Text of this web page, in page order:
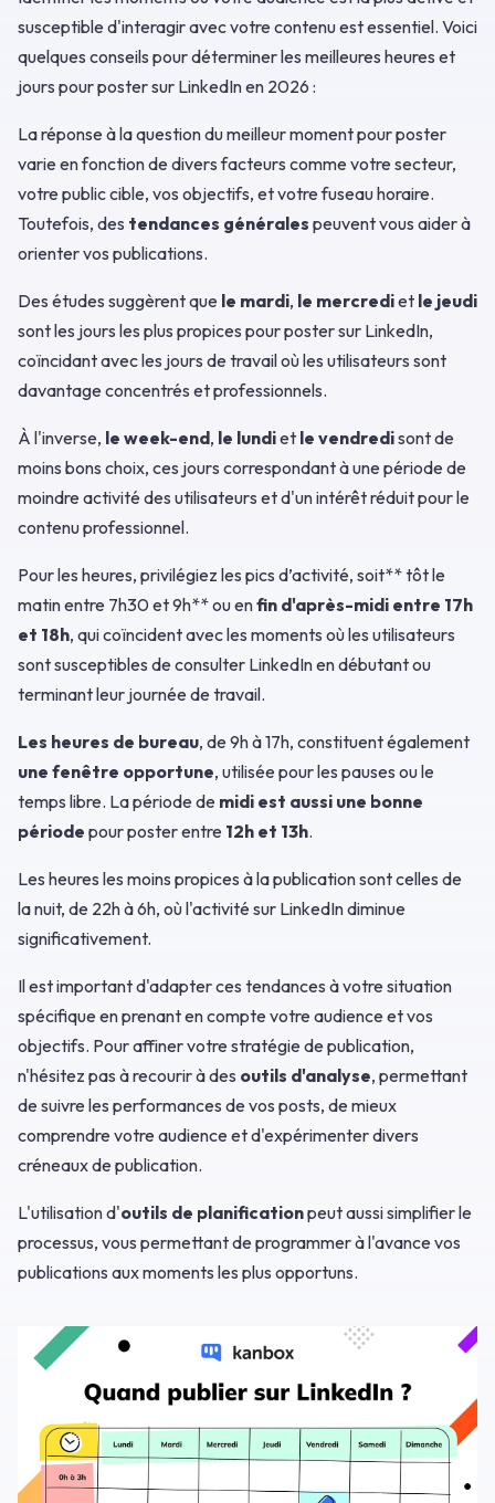
susceptible d'interagir avec votre contenu est essentiel. Voici
quelques conseils pour déterminer les meilleures heures et
jours pour poster sur LinkedIn en 2026 :
La réponse à la question du meilleur moment pour poster
varie en fonction de divers facteurs comme votre secteur,
votre public cible, vos objectifs, et votre fuseau horaire.
Toutefois, des tendances générales peuvent vous aider à
orienter vos publications.
Des études suggèrent que le mardi, le mercrediet le jeudi
sont les jours les plus propices pour poster sur LinkedIn,
coïncidant avec les jours de travail où les utilisateurs sont
davantage concentrés et professionnels.
À l'inverse, le week-end, le lundiet le vendredisont de
moins bons choix, ces jours correspondant à une période de
moindre activité des utilisateurs et d'un intérêt réduit pour le
contenu professionnel.
Pour les heures, privilégiez les pics d’activité, soit** tôt le
matin entre 7h30 et 9h** ou enfin d'après-midi entre 17h
et 18h, qui coïncident avec les moments où les utilisateurs
sont susceptibles de consulter LinkedIn en débutant ou
terminant leur journée de travail.
Les heures de bureau, de 9h à 17h, constituent également
une fenêtre opportune, utilisée pour les pauses ou le
temps libre. La période de midi est aussi une bonne
période pour poster entre 12h et 13h.
Les heures les moins propices à la publication sont celles de
la nuit, de 22h à 6h, où l'activité sur LinkedIn diminue
significativement.
Il est important d'adapter ces tendances à votre situation
spécifique en prenant en compte votre audience et vos
objectifs. Pour affiner votre stratégie de publication,
n'hésitez pas à recourir à des outils d'analyse, permettant
de suivre les performances de vos posts, de mieux
comprendre votre audience et d'expérimenter divers
créneaux de publication.
L'utilisation d'outils de planificationpeut aussi simplifier le
processus, vous permettant de programmer à l'avance vos
publications aux moments les plus opportuns.